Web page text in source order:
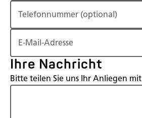
Telefonnummer (optional)
E-Mail-Adresse
Ihre Nachricht
Bitte teilen Sie uns Ihr Anliegen mit